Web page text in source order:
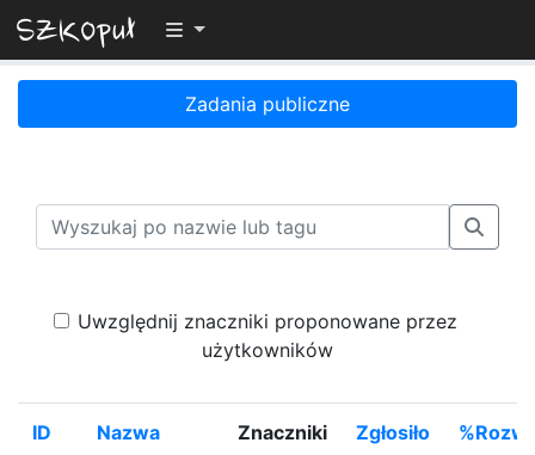
Przełącz widoczność menu
Zadania publiczne
Uwzględnij znaczniki proponowane przez
użytkowników
ID Nazwa Znaczniki Zgłosiło